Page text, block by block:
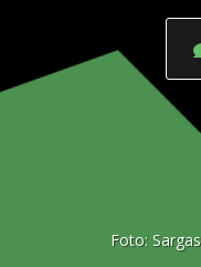
Foto: